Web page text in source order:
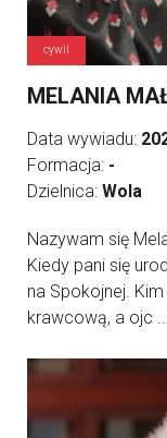
cywil
MELANIA
Data wywiadu:
Formacja: -
Dzielnica: Wola
Nazywam się
Kiedy pani się
na Spokojnej.
krawcową, a ojc